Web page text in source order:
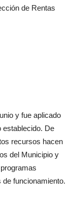
de Rentas
y fue aplicado
establecido. De
recursos hacen
del Municipio y
funcionamiento.